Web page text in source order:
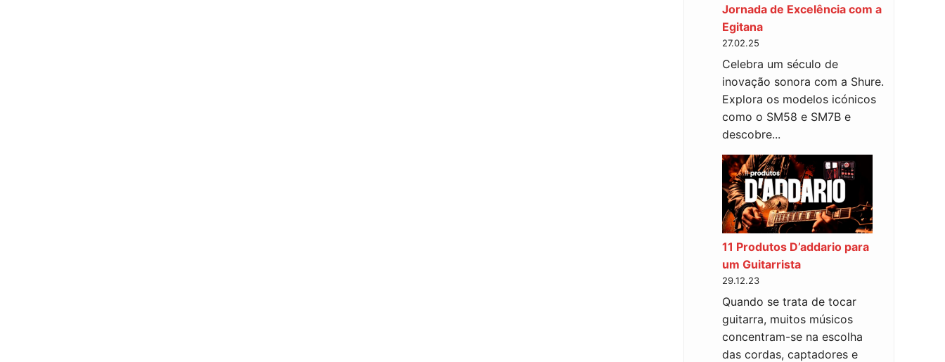
Jornada de Excelência com a
Egitana
27.02.25
Celebra um século de
inovação sonora com a Shure.
Explora os modelos icónicos
como o SM58 e SM7B e
descobre...
11 Produtos D’addario para
um Guitarrista
29.12.23
Quando se trata de tocar
guitarra, muitos músicos
concentram-se na escolha
das cordas, captadores e